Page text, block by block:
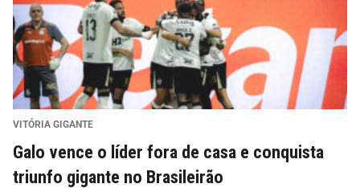
VITÓRIA GIGANTE
Galo vence o líder fora de casa e conquista
triunfo gigante no Brasileirão